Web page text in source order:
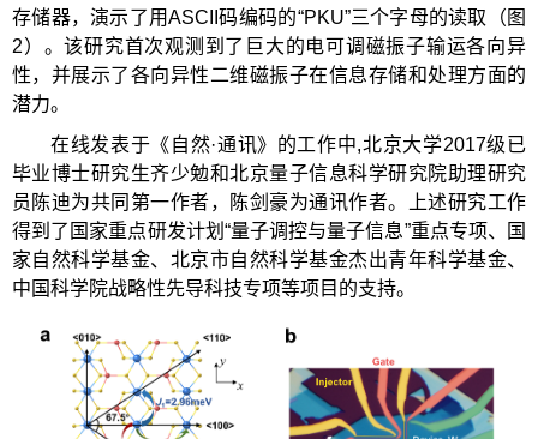
存储器，演示了用ASCII码编码的“PKU”三个字母的读取（图
2）。该研究首次观测到了巨大的电可调磁振子输运各向异
性，并展示了各向异性二维磁振子在信息存储和处理方面的
潜力。
在线发表于《自然·通讯》的工作中,北京大学2017级已
毕业博士研究生齐少勉和北京量子信息科学研究院助理研究
员陈迪为共同第一作者，陈剑豪为通讯作者。上述研究工作
得到了国家重点研发计划“量子调控与量子信息”重点专项、国
家自然科学基金、北京市自然科学基金杰出青年科学基金、
中国科学院战略性先导科技专项等项目的支持。